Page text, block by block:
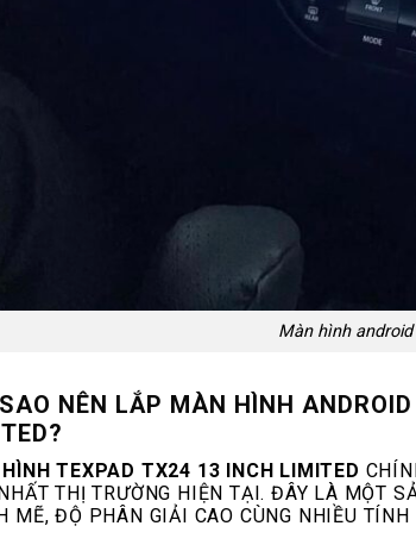
Màn hình
NÊN LẮP MÀN HÌNH
TEXPAD TX24 13 INCH LIMITED
THỊ TRƯỜNG HIỆN TẠI. ĐÂY LÀ MỘT
MẼ, ĐỘ PHÂN GIẢI CAO CÙNG NHIỀU TÍNH